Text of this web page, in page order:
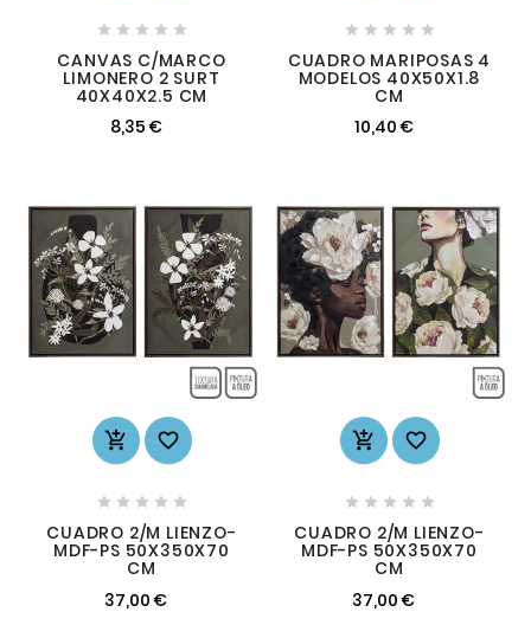
    
CANVAS C/MARCO
LIMONERO 2 SURT
40X40X2.5 CM
8,35 €
    
CUADRO MARIPOSAS 4
MODELOS 40X50X1.8
CM
10,40 €
 
    
CUADRO 2/M LIENZO-
MDF-PS 50X350X70
CM
37,00 €
 
    
CUADRO 2/M LIENZO-
MDF-PS 50X350X70
CM
37,00 €